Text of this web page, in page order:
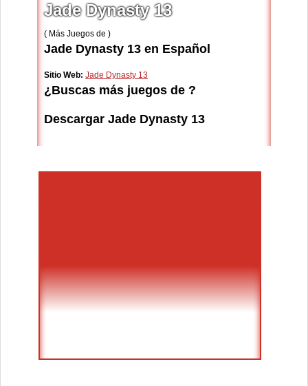
Jade Dynasty 13
( Más Juegos de )
Jade Dynasty 13 en Español
Sitio Web: Jade Dynasty 13
¿Buscas más juegos de ?
Descargar Jade Dynasty 13